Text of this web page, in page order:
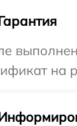
на